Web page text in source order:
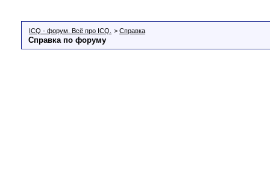
ICQ - форум. Всё про ICQ. > Справка
Справка по форуму